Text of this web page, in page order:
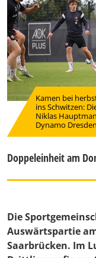
Kamen bei
ins Schwitzen:
Niklas
Dynamo Dresden
Doppeleinheit am
Die
Auswärtspartie
Saarbrücken. Im